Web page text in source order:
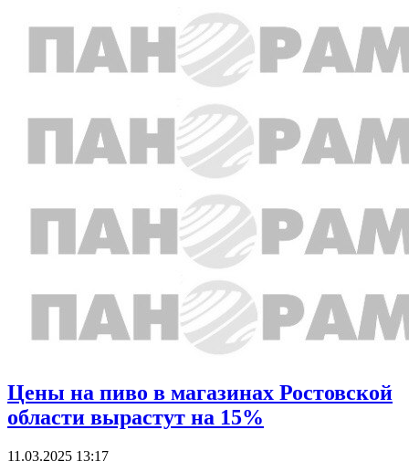
Цены на пиво в магазинах Ростовской
области вырастут на 15%
11.03.2025 13:17